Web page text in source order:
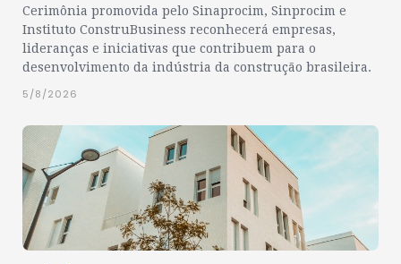
Cerimônia promovida pelo Sinaprocim, Sinprocim e
Instituto ConstruBusiness reconhecerá empresas,
lideranças e iniciativas que contribuem para o
desenvolvimento da indústria da construção brasileira.
5/8/2026